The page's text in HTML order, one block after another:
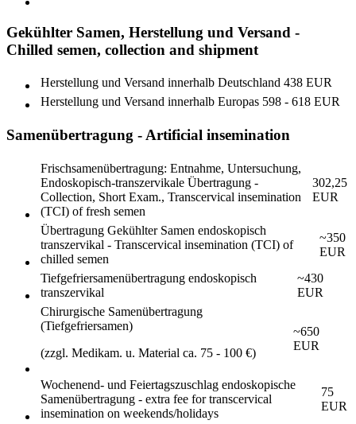
Gekühlter Samen, Herstellung und Versand -
Chilled semen, collection and shipment
Herstellung und Versand innerhalb Deutschland 438 EUR
Herstellung und Versand innerhalb Europas 598 - 618 EUR
Samenübertragung - Artificial insemination
Frischsamenübertragung: Entnahme, Untersuchung,
Endoskopisch-transzervikale Übertragung -
Collection, Short Exam., Transcervical insemination
(TCI) of fresh semen
302,25
EUR
Übertragung Gekühlter Samen endoskopisch
transzervikal - Transcervical insemination (TCI) of
chilled semen
~350
EUR
Tiefgefriersamenübertragung endoskopisch
transzervikal
~430
EUR
Chirurgische Samenübertragung
(Tiefgefriersamen)
(zzgl. Medikam. u. Material ca. 75 - 100 €)
~650
EUR
Wochenend- und Feiertagszuschlag endoskopische
Samenübertragung - extra fee for transcervical
insemination on weekends/holidays
75
EUR